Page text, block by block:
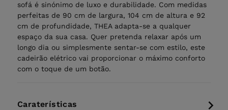
sofá é sinónimo de luxo e durabilidade. Com medidas
perfeitas de 90 cm de largura, 104 cm de altura e 92
cm de profundidade, THEA adapta-se a qualquer
espaço da sua casa. Quer pretenda relaxar após um
longo dia ou simplesmente sentar-se com estilo, este
cadeirão elétrico vai proporcionar o máximo conforto
com o toque de um botão.
Caraterísticas